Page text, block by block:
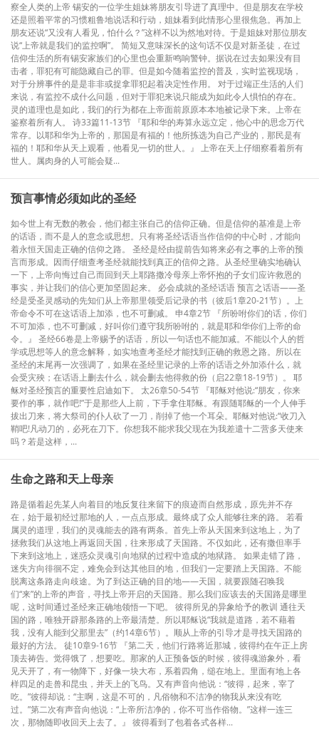
察全人类的上帝 锡安的一位学生姐妹将朋友引导进了真理中。但是朋友在学校
还是照着平常的习惯粗鲁地说话和行动，姐妹看到此情形心里很焦急。再加上
朋友还说“又没有人看见，怕什么？”这样不以为然地对待。于是姐妹对那位朋友
说“上帝就是我们的监控啊”。 简短又意味深长的这句话不仅是对新圣徒，在过
信仰生活的所有锡安家族们的心里也会重新鸣响警钟。据说在过去如果没有目
击者，罪犯有可能隐藏自己的罪。但是如今随着监控的普及，实时监视现场，
对于分辨事件的是是非非或捉拿罪犯起着决定性作用。 对于过端正生活的人们
来说，有监控不成什么问题，但对于罪犯来说只能成为如此令人惧怕的存在。
灵的道理也是如此，我们的行为都在上帝面前原原本本地被记录下来。上帝在
鉴察着所有人。 诗33篇11-13节 『耶和华的寿算永远立定，他心中的思念万代
常存。以耶和华为上帝的，那国是有福的！他所拣选为自己产业的，那民是有
福的！耶和华从天上观看，他看见一切的世人。』 上帝在天上仔细察看着所有
世人。属肉身的人可能会疑...
预言事情必须如此的圣经
如今世上有无数的教会，他们都主张自己的信仰正确。但是信仰的基准是上帝
的话语，而不是人的意念或思想。只有将圣经话语当作信仰的中心时，才能向
着永恒天国走正确的信仰之路。 圣经是经由提前告知将来必有之事的上帝的预
言而形成。因而仔细查考圣经就能找到真正的信仰之路。从圣经里确实地确认
一下，上帝向悔过自己而回到天上耶路撒冷母亲上帝怀抱的子女们应许救恩的
事实，并让我们的信心更加坚固起来。 必会成就的圣经话语 预言之话语——圣
经是受圣灵感动的先知们从上帝那里领受后记录的书（彼后1章20-21节）。上
帝命令不可在这话语上加添，也不可删减。 申4章2节 『所吩咐你们的话，你们
不可加添，也不可删减，好叫你们遵守我所吩咐的，就是耶和华你们上帝的命
令。』 圣经66卷是上帝赐予的话语，所以一句话也不能加减。不能以个人的哲
学或思想等人的意念解释，如实地查考圣经才能找到正确的救恩之路。所以在
圣经的末尾再一次强调了，如果在圣经里记录的上帝的话语之外加添什么，就
会受灾殃；在话语上删去什么，就会删去他得救的份（启22章18-19节）。 耶
稣对圣经预言的重要性启迪如下。 太26章50-54节 『耶稣对他说:“朋友，你来
要作的事，就作吧!”于是那些人上前，下手拿住耶稣。有跟随耶稣的一个人伸手
拔出刀来，将大祭司的仆人砍了一刀，削掉了他一个耳朵。耶稣对他说:“收刀入
鞘吧!凡动刀的，必死在刀下。你想我不能求我父现在为我差遣十二营多天使来
吗？若是这样，...
生命之路和天上母亲
路是循着起先某人向着目的地反复往来留下的痕迹而自然形成，原先并不存
在，始于最初经过那地的人，一点点形成。最终成了众人能够往来的路。 若看
属灵的道理，我们的灵魂能去的路有两条。首先上帝从天国来到这地上，为了
拯救我们从这地上再返回天国，往来形成了天国路。不仅如此，还有撒但率手
下来到这地上，迷惑众灵魂引向地狱的过程中造成的地狱路。 如果走错了路，
迷失方向徘徊不定，难免会到达其他目的地，但我们一定要踏上天国路。不能
脱离这条路走向歧途。为了到达正确的目的地——天国，就要跟随召唤我
们“来”的上帝的声音，寻找上帝开启的天国路。那么我们应该去的天国路是哪里
呢，这时间通过圣经来正确地领悟一下吧。 彼得所见的异象给予的教训 通往天
国的路，唯独开辟那条路的上帝最清楚。所以耶稣说“我就是道路，若不藉着
我，没有人能到父那里去”（约14章6节）。顺从上帝的引导才是寻找天国路的
最好的方法。 徒10章9-16节 『第二天，他们行路将近那城，彼得约在午正上房
顶去祷告。觉得饿了，想要吃。那家的人正预备饭的时候，彼得魂游象外，看
见天开了，有一物降下，好像一块大布，系着四角，缒在地上。里面有地上各
样四足的走兽和昆虫，并天上的飞鸟。又有声音向他说：“彼得，起来，宰了
吃。”彼得却说：“主啊，这是不可的，凡俗物和不洁净的物我从来没有吃
过。”第二次有声音向他说：“上帝所洁净的，你不可当作俗物。”这样一连三
次，那物随即收回天上去了。』 彼得看到了包着各式各样...